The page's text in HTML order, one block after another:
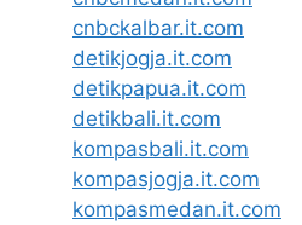
cnbckalbar.it.com
detikjogja.it.com
detikpapua.it.com
detikbali.it.com
kompasbali.it.com
kompasjogja.it.com
kompasmedan.it.com